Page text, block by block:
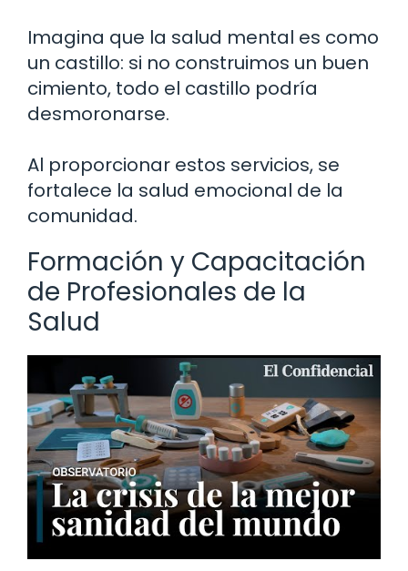
Imagina que la salud mental es como
un castillo: si no construimos un buen
cimiento, todo el castillo podría
desmoronarse.
Al proporcionar estos servicios, se
fortalece la salud emocional de la
comunidad.
Formación y Capacitación
de Profesionales de la
Salud